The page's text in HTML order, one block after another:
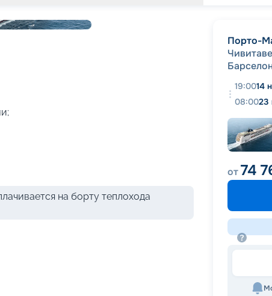
на борту теплохода
Порто-
19:0014
08:0023
от74